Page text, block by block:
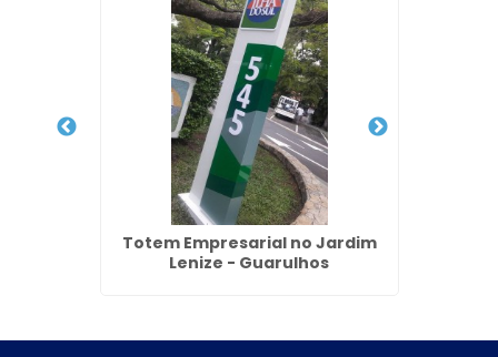
Totem Empresarial no Jardim
Lenize - Guarulhos